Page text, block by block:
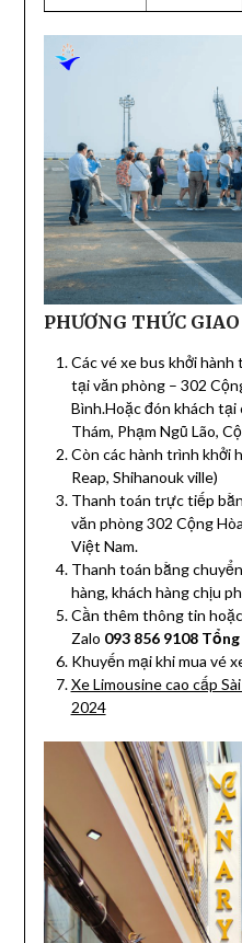
PHƯƠNG THỨC
Các vé xe bus khởi
tại văn phòng – 302
Bình.Hoặc đón khách
Thám, Phạm Ngũ Lão,
Còn các hành trình khởi
Reap, Shihanouk ville)
Thanh toán trực tiếp
văn phòng 302 Cộng
Việt Nam.
Thanh toán bằng
hàng, khách hàng chịu
Cần thêm thông tin
Zalo 093 856 9108
Khuyến mại khi mua vé
Xe Limousine cao cấp
2024